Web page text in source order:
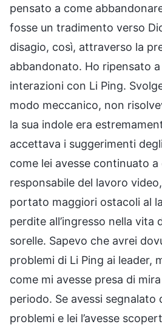
pensato a come
fosse un tradimento verso
disagio, così, attraverso la
abbandonato. Ho ripensato
interazioni con Li Ping.
modo meccanico, non
la sua indole era
accettava i suggerimenti
come lei avesse continuato a
responsabile del lavoro
portato maggiori ostacoli al
perdite all’ingresso nella vita
sorelle. Sapevo che avrei
problemi di Li Ping ai leader,
come mi avesse presa di
periodo. Se avessi segnalato
problemi e lei l’avesse